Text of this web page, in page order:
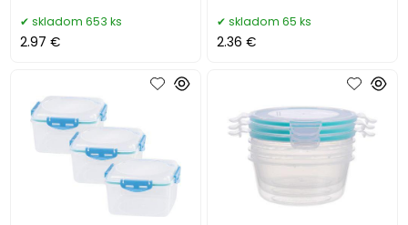
skladom 653 ks
2.97 €
skladom 65 ks
2.36 €